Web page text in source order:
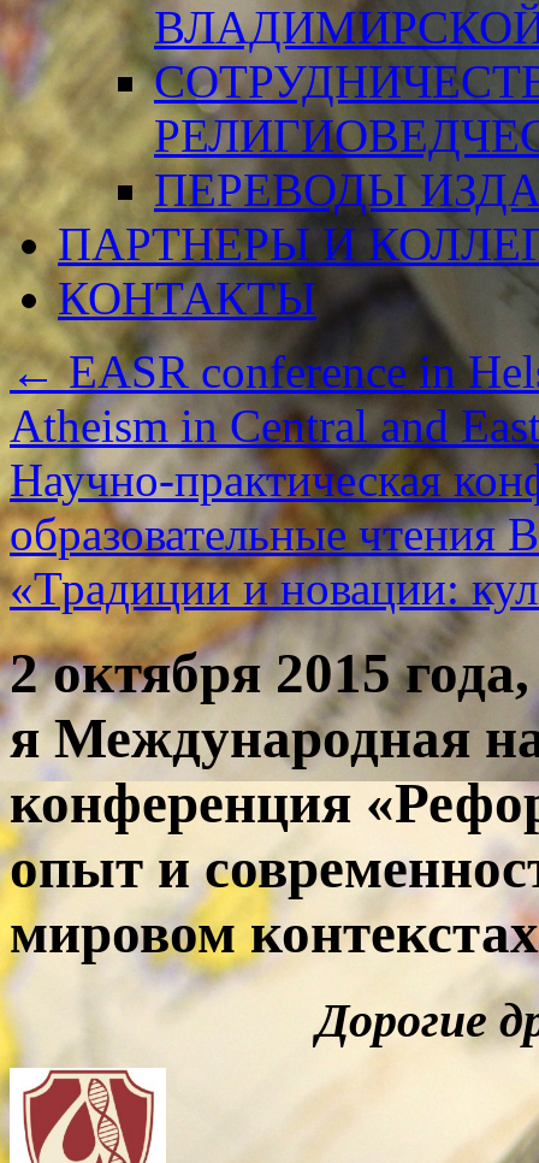
ПЕРЕВОДЫ
ПАРТНЕРЫ И
КОНТАКТЫ
←EASR conference in
Atheism in Central and
Научно-практическая
образовательные чтения
«Традиции и новации:
2 октября 2015
я Международная
конференция
опыт и
мировом
Дорогие